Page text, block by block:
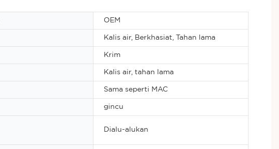
OEM
Kalis air, Berkhasiat, Tahan lama
Krim
Kalis air, tahan lama
Sama seperti MAC
gincu
Dialu-alukan